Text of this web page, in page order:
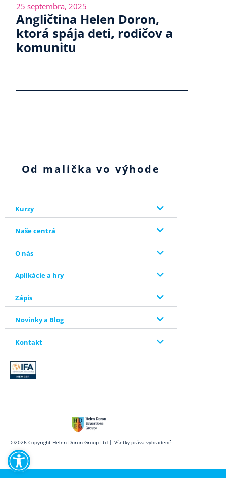
Open toolbar
25 septembra, 2025
Angličtina Helen Doron,
ktorá spája deti, rodičov a
komunitu
Od malička vo výhode
Kurzy
Naše centrá
O nás
Aplikácie a hry
Zápis
Novinky a Blog
Kontakt
©2026 Copyright Helen Doron Group Ltd | Všetky práva vyhradené